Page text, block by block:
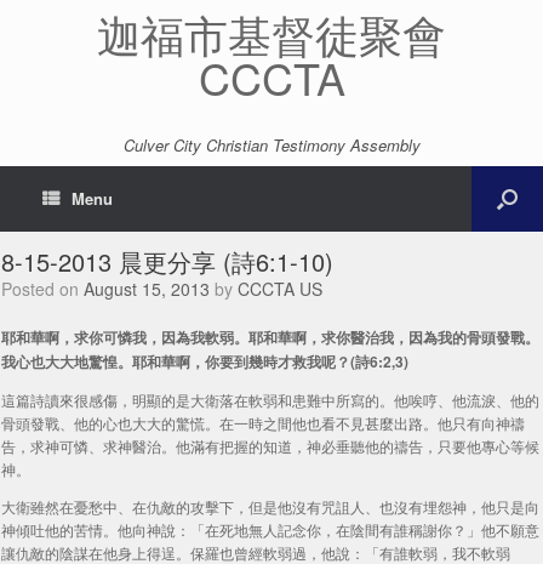
迦福市基督徒聚會
CCCTA
Culver City Christian Testimony Assembly
Menu
8-15-2013 晨更分享 (詩6:1-10)
Posted on August 15, 2013 by CCCTA US
耶和華啊，求你可憐我，因為我軟弱。耶和華啊，求你醫治我，因為我的骨頭發戰。
我心也大大地驚惶。耶和華啊，你要到幾時才救我呢？(詩6:2,3)
這篇詩讀來很感傷，明顯的是大衛落在軟弱和患難中所寫的。他唉哼、他流淚、他的
骨頭發戰、他的心也大大的驚慌。在一時之間他也看不見甚麼出路。他只有向神禱
告，求神可憐、求神醫治。他滿有把握的知道，神必垂聽他的禱告，只要他專心等候
神。
大衛雖然在憂愁中、在仇敵的攻擊下，但是他沒有咒詛人、也沒有埋怨神，他只是向
神傾吐他的苦情。他向神說：「在死地無人記念你，在陰間有誰稱謝你？」他不願意
讓仇敵的陰謀在他身上得逞。保羅也曾經軟弱過，他說：「有誰軟弱，我不軟弱